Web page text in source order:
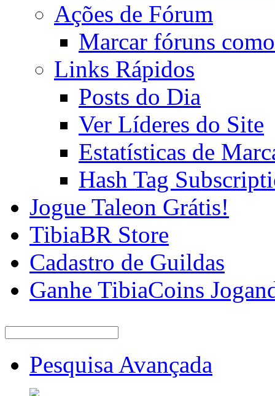
Ações de Fórum
Marcar fóruns
Links Rápidos
Posts do Dia
Ver Líderes do Site
Estatísticas de
Hash Tag
Jogue Taleon Grátis!
TibiaBR Store
Cadastro de Guildas
Ganhe TibiaCoins
Pesquisa Avançada